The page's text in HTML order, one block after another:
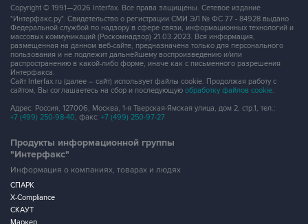
Copyright © 1991—2026 Interfax. Все права защищены. Сетевое издание
"Интерфакс.ру". Свидетельство о регистрации СМИ ЭЛ № ФС 77 - 84928 выдано
Федеральной службой по надзору в сфере связи, информационных технологий и
массовых коммуникаций (Роскомнадзор) 21.03.2023. Вся информация,
размещенная на данном веб-сайте, предназначена только для персонального
пользования и не подлежит дальнейшему воспроизведению и/или
распространению в какой-либо форме, иначе как с письменного разрешения
Интерфакса.
Сайт Interfax.ru (далее – сайт) использует файлы cookie. Продолжая работу с
сайтом, Вы соглашаетесь на сбор и последующую обработку файлов cookie.
Адрес: Россия, 127006, Москва, 1-я Тверская-Ямская улица, дом 2, стр.1, тел.:
+7 (499) 250-98-40, факс: +7 (499) 250-97-27
Продукты информационной группы
"Интерфакс"
Информация о компаниях, товарах и людях
СПАРК
X-Compliance
СКАУТ
Маркер